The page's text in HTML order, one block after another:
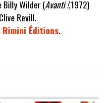
Billy Wilder (Avanti !,1972)
Revill.
Rimini Éditions.